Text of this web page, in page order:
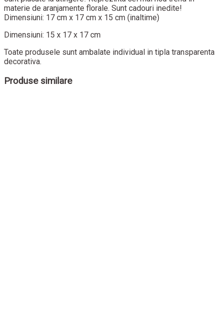
materie de aranjamente florale. Sunt cadouri inedite!
Dimensiuni: 17 cm x 17 cm x 15 cm (inaltime)
Dimensiuni: 15 x 17 x 17 cm
Toate produsele sunt ambalate individual in tipla transparenta
decorativa.
Produse similare